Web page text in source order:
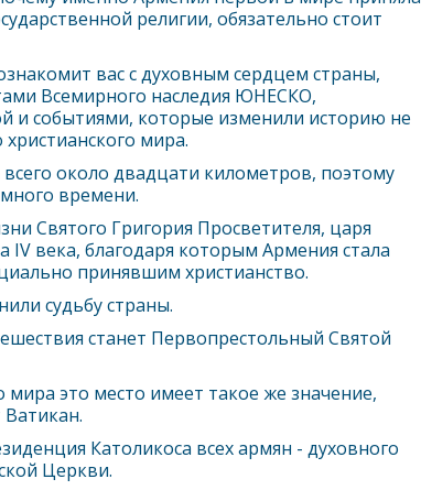
религии, обязательно стоит
вас с духовным сердцем страны,
Всемирного наследия ЮНЕСКО,
и событиями, которые изменили историю не
мира.
около двадцати километров, поэтому
времени.
Святого Григория Просветителя, царя
IV века, благодаря которым Армения стала
принявшим христианство.
судьбу страны.
станет Первопрестольный Святой
это место имеет такое же значение,
Католикоса всех армян - духовного
Церкви.